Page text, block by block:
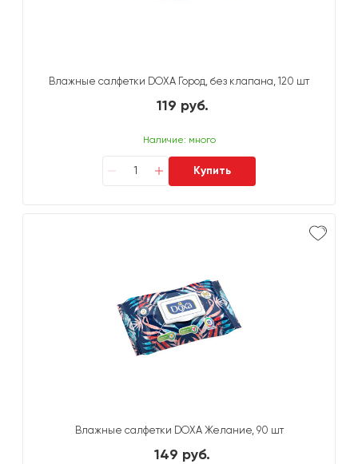
Влажные салфетки DOXA Город, без клапана, 120 шт
119 руб.
Наличие: много
Купить
Влажные салфетки DOXA Желание, 90 шт
149 руб.